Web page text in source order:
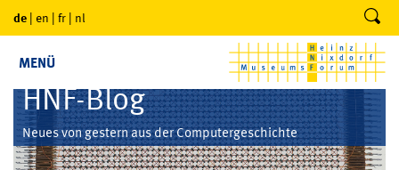
de | en | fr | nl
MENÜ
HNF-Blog
Neues von gestern aus der Computergeschichte